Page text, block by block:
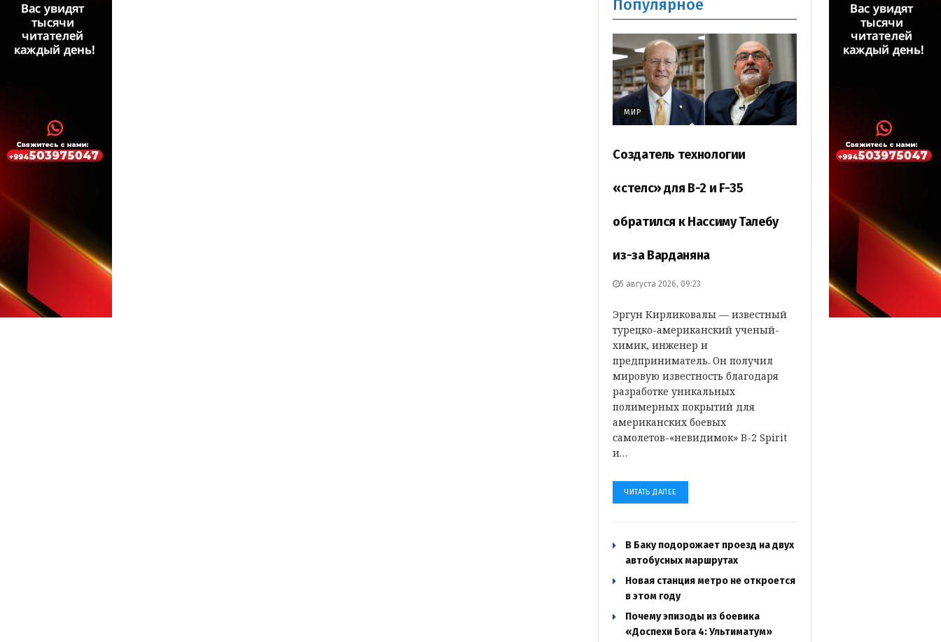
Популярное
МИР
Создатель технологии
«стелс» для B-2 и F-35
обратился к Нассиму Талебу
из-за Варданяна
5 августа 2026, 09:23
Эргун Кирликовалы — известный
турецко-американский ученый-
химик, инженер и
предприниматель. Он получил
мировую известность благодаря
разработке уникальных
полимерных покрытий для
американских боевых
самолетов-«невидимок» B-2 Spirit
и…
ЧИТАТЬ ДАЛЕЕ
В Баку подорожает проезд на двух
автобусных маршрутах
Новая станция метро не откроется
в этом году
Почему эпизоды из боевика
«Доспехи Бога 4: Ультиматум»